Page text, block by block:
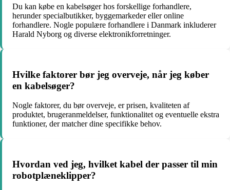
Du kan købe en kabelsøger hos forskellige forhandlere,
herunder specialbutikker, byggemarkeder eller online
forhandlere. Nogle populære forhandlere i Danmark inkluderer
Harald Nyborg og diverse elektronikforretninger.
Hvilke faktorer bør jeg overveje, når jeg køber
en kabelsøger?
Nogle faktorer, du bør overveje, er prisen, kvaliteten af
produktet, brugeranmeldelser, funktionalitet og eventuelle ekstra
funktioner, der matcher dine specifikke behov.
Hvordan ved jeg, hvilket kabel der passer til min
robotplæneklipper?